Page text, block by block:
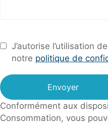
J’autorise l’utilisation
notre politique de
Conformément aux
Consommation, vous